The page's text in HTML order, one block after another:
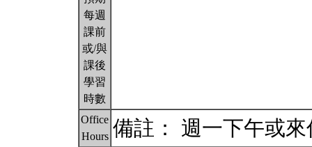
每週
課前
或/與
課後
學習
時數
Office
Hours 備註： 週一下午或